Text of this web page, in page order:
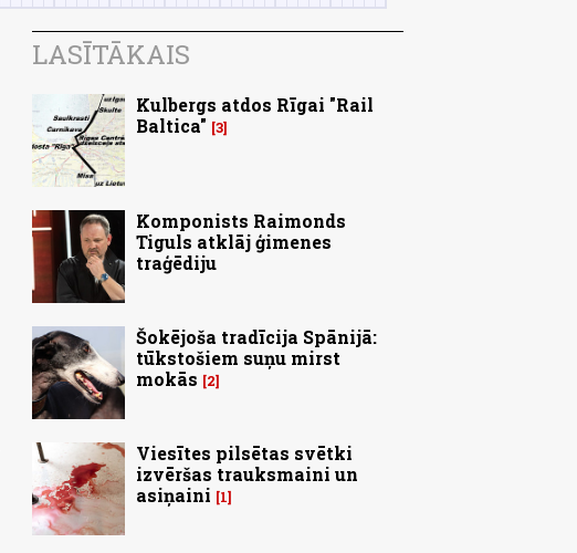
LASĪTĀKAIS
Kulbergs atdos Rīgai "Rail
Baltica" 3
Komponists Raimonds
Tiguls atklāj ģimenes
traģēdiju
Šokējoša tradīcija Spānijā:
tūkstošiem suņu mirst
mokās
2
Viesītes pilsētas svētki
izvēršas trauksmaini un
asiņaini
1